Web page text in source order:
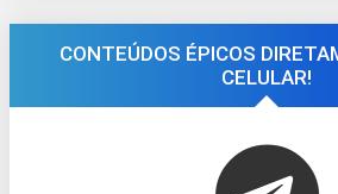
CONTEÚDOS ÉPICOS
CELULAR!